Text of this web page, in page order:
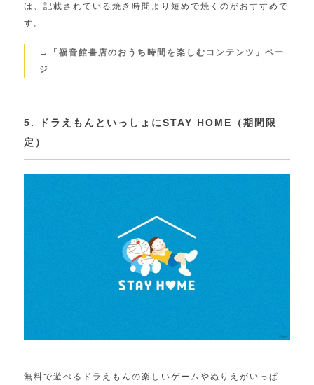
は、記載されている焼き時間より短めで焼くのがおすすめで
す。
→「福音館書店のおうち時間を楽しむコンテンツ」ペー
ジ
5. ドラえもんといっしょにSTAY HOME（期間限
定）
無料で遊べるドラえもんの楽しいゲームやぬりえがいっぱ